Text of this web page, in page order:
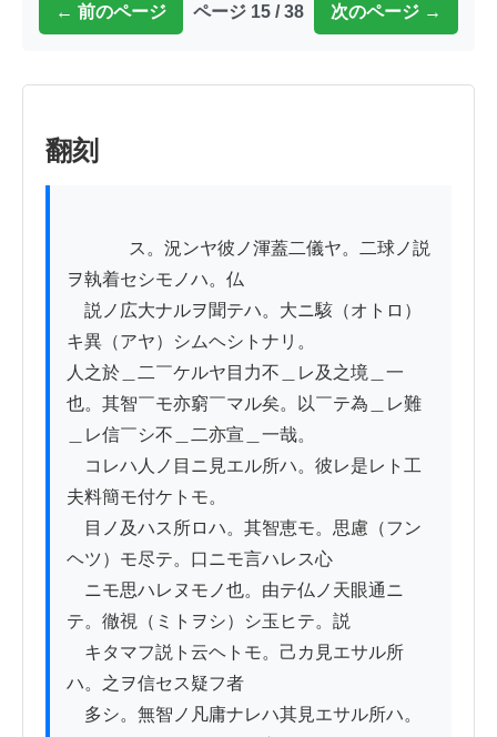
← 前のページ ページ 15 / 38 次のページ →
翻刻
ヲ執着セシモノハ。仏
説ノ広大ナルヲ聞テハ。大ニ駭（オトロ）
キ異（アヤ）シムヘシトナリ。
人之於＿二￣ケルヤ目力不＿レ及之境＿一
也。其智￣モ亦窮￣マル矣。以￣テ為＿レ難
＿レ信￣シ不＿二亦宣＿一哉。
コレハ人ノ目ニ見エル所ハ。彼レ是レト工
夫料簡モ付ケトモ。
目ノ及ハス所ロハ。其智恵モ。思慮（フン
ヘツ）モ尽テ。口ニモ言ハレス心
ニモ思ハレヌモノ也。由テ仏ノ天眼通ニ
テ。徹視（ミトヲシ）シ玉ヒテ。説
キタマフ説ト云ヘトモ。己カ見エサル所
ハ。之ヲ信セス疑フ者
多シ。無智ノ凡庸ナレハ其見エサル所ハ。